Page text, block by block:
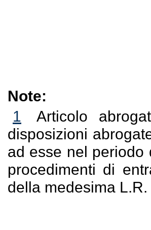
Note:
1
Articolo
disposizioni
ad esse nel periodo
procedimenti di
della medesima